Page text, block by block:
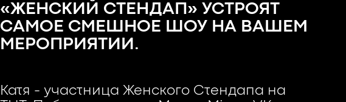
«ЖЕНСКИЙ СТЕНДАП» УСТРОЯТ
САМОЕ СМЕШНОЕ ШОУ НА ВАШЕМ
МЕРОПРИЯТИИ.
Катя - участница Женского Стендапа на